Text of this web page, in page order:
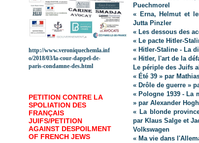
Puechmorel
« Erna, Helmut et
Jutta Pinzler
« Les dessous des
« Le pacte Hitler-
« Hitler-Staline - La
« Hitler, l'art de la
Le périple des Juifs
« Été 39 » par
« Drôle de guerre »
« Pologne 1939 - La
» par Alexander
« La blonde
par Klaus Salge et
Volkswagen
« Ma vie dans
http://www.veroniquechemla.inf
o/2018/03/la-cour-dappel-de-
paris-condamne-des.html
PETITION CONTRE LA
SPOLIATION DES
FRANÇAIS
JUIFS/PETITION
AGAINST DESPOILMENT
OF FRENCH JEWS